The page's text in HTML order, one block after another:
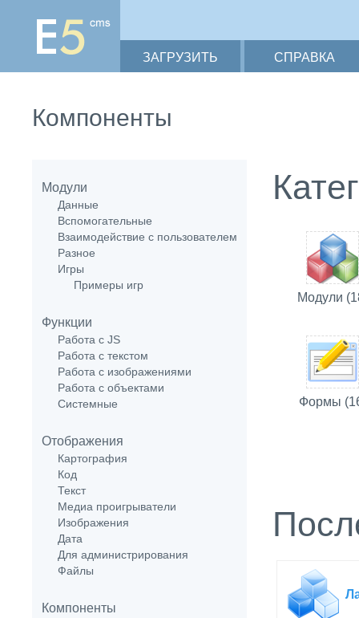
ЗАГРУЗИТЬ СПРАВКА
Компоненты
Модули
Данные
Вспомогательные
Взаимодействие с пользователем
Разное
Игры
Примеры игр
Функции
Работа с JS
Работа с текстом
Работа с изображениями
Работа с объектами
Системные
Отображения
Картография
Код
Текст
Медиа проигрыватели
Изображения
Дата
Для администрирования
Файлы
Компоненты
Модули
Формы